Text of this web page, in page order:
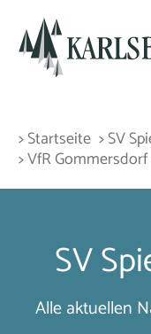
> Startseite > SV
> VfR Gommersdorf
SV
Alle aktuellen